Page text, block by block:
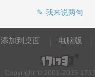
我来说两句
添加到桌面 电脑版
Copyright © 2001-2015